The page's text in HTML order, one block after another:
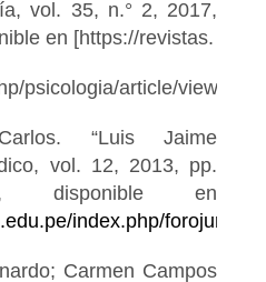
vol. 35, n.° 2, 2017,
en [https://revistas.
psicologia/article/view/
“Luis Jaime
vol. 12, 2013, pp.
en
index.php/
Carmen Campos